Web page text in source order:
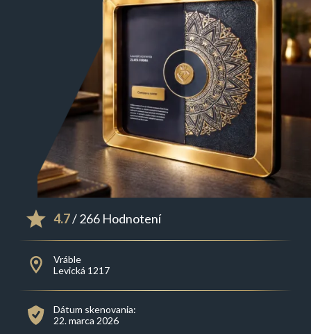
4.7/ 266 Hodnotení
Vráble
Levická 1217
Dátum skenovania:
22. marca 2026